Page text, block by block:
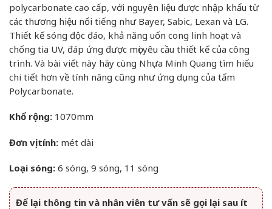
polycarbonate cao cấp, với nguyên liệu được nhập khẩu từ
các thương hiệu nổi tiếng như Bayer, Sabic, Lexan và LG.
Thiết kế sóng độc đáo, khả năng uốn cong linh hoạt và
chống tia UV, đáp ứng được mọi yêu cầu thiết kế của công
trình. Và bài viết này hãy cùng Nhựa Minh Quang tìm hiểu
chi tiết hơn về tính năng cũng như ứng dụng của tấm
Polycarbonate.
Khổ rộng: 1070mm
Đơn vị tính: mét dài
Loại sóng: 6 sóng, 9 sóng, 11 sóng
Để lại thông tin và nhân viên tư vấn sẽ gọi lại sau ít